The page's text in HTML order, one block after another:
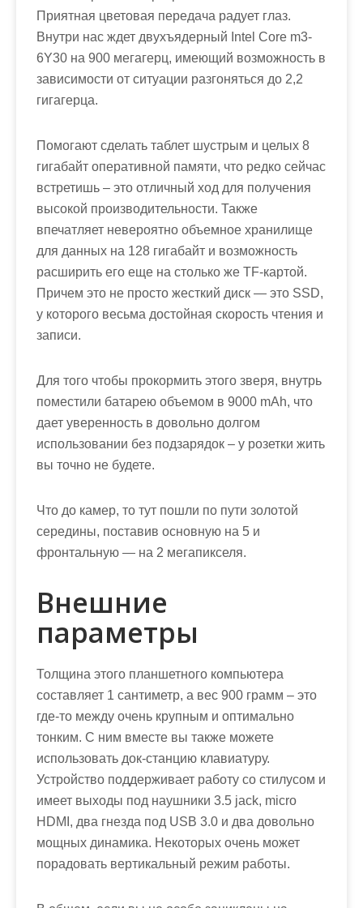
Приятная цветовая передача радует глаз.
Внутри нас ждет двухъядерный Intel Core m3-
6Y30 на 900 мегагерц, имеющий возможность в
зависимости от ситуации разгоняться до 2,2
гигагерца.
Помогают сделать таблет шустрым и целых 8
гигабайт оперативной памяти, что редко сейчас
встретишь – это отличный ход для получения
высокой производительности. Также
впечатляет невероятно объемное хранилище
для данных на 128 гигабайт и возможность
расширить его еще на столько же TF-картой.
Причем это не просто жесткий диск — это SSD,
у которого весьма достойная скорость чтения и
записи.
Для того чтобы прокормить этого зверя, внутрь
поместили батарею объемом в 9000 mAh, что
дает уверенность в довольно долгом
использовании без подзарядок – у розетки жить
вы точно не будете.
Что до камер, то тут пошли по пути золотой
середины, поставив основную на 5 и
фронтальную — на 2 мегапикселя.
Внешние
параметры
Толщина этого планшетного компьютера
составляет 1 сантиметр, а вес 900 грамм – это
где-то между очень крупным и оптимально
тонким. С ним вместе вы также можете
использовать док-станцию клавиатуру.
Устройство поддерживает работу со стилусом и
имеет выходы под наушники 3.5 jack, micro
HDMI, два гнезда под USB 3.0 и два довольно
мощных динамика. Некоторых очень может
порадовать вертикальный режим работы.